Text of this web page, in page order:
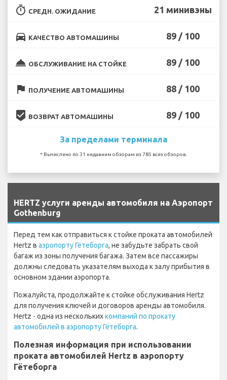
timer СРЕДН. ОЖИДАНИЕ 21 минивэны
directions_car КАЧЕСТВО АВТОМАШИНЫ 89 / 100
room_service ОБСЛУЖИВАНИЕ НА СТОЙКЕ 89 / 100
flag ПОЛУЧЕНИЕ АВТОМАШИНЫ 88 / 100
beenhere ВОЗВРАТ АВТОМАШИНЫ 89 / 100
За пределами терминала
* Вычислено по 31 недавним обзорам из 785 всех обзоров.
HERTZ услуги аренды автомобиля на Аэропорт
Gothenburg
Перед тем как отправиться к стойке проката автомобилей
Hertz в аэропорту Гётеборга, не забудьте забрать свой
багаж из зоны получения багажа. Затем все пассажиры
должны следовать указателям выхода к залу прибытия в
основном здании аэропорта.
Пожалуйста, продолжайте к стойке обслуживания Hertz
для получения ключей и договоров аренды автомобиля.
Hertz - одна из несколькихкомпаний по прокату
автомобилей в аэропорту Гётеборга.
Полезная информация при использовании
проката автомобилей Hertz в аэропорту
Гётеборга